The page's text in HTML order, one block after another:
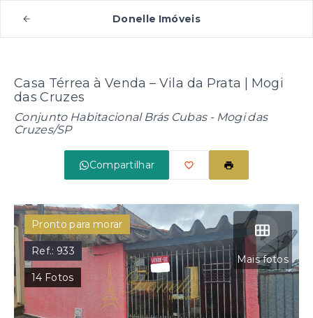
Donelle Imóveis
Casa Térrea à Venda – Vila da Prata | Mogi
das Cruzes
Conjunto Habitacional Brás Cubas - Mogi das
Cruzes/SP
Compartilhar
Mais fotos
Pronto para morar
Ref.: 933
14 Fotos